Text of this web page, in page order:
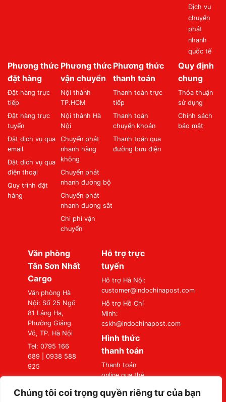
Chúng tôi coi trọng quyền riêng tư của bạn
Dịch vụ
chuyển
phát
nhanh
quốc tế
Phương thức
đặt hàng
Đặt hàng trực
tiếp
Đặt hàng trực
tuyến
Đặt dịch vụ qua
email
Đặt dịch vụ qua
điện thoại
Quy trình đặt
hàng
Phương thức
vận chuyển
Nội thành
TP.HCM
Nội thành Hà
Nội
Chuyển phát
nhanh hàng
không
Chuyển phát
nhanh đường bộ
Chuyển phát
nhanh đường sắt
Chi phí vận
chuyển
Phương thức
thanh toán
Thanh toán trực
tiếp
Thanh toán
chuyển khoản
Thanh toán qua
đường bưu điện
Quy định
chung
Thỏa thuận
sử dụng
Chính sách
bảo mật
Văn phòng
Tân Sơn Nhất
Cargo
Văn phòng Hà
Nội: Số 25 Ngõ
81 Láng Hạ,
Phường Giảng
Võ, TP. Hà Nội
Tel: 0795 166
689 | 0938 588
925
Gòn: Số 87
Đường A4
Hỗ trợ trực
tuyến
Hỗ trợ Hà Nội:
customer@indochinapost.com
Hỗ trợ Hồ Chí
Minh:
cskh@indochinapost.com
Hình thức
thanh toán
Thanh toán
online qua thẻ
Thanh toán tại